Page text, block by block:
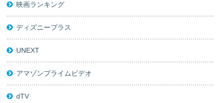
映画ランキング
ディズニープラス
UNEXT
アマゾンプライムビデオ
dTV